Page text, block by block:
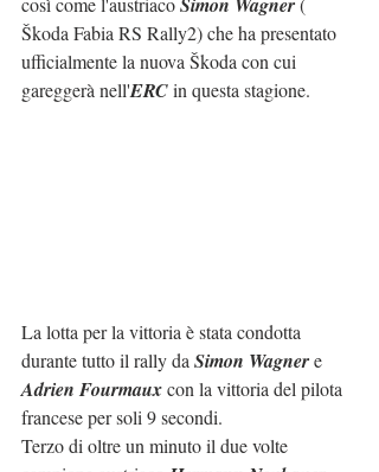
Škoda Fabia RS Rally2) che ha presentato
ufficialmente la nuova Škoda con cui
gareggerà nell'ERC in questa stagione.
La lotta per la vittoria è stata condotta
durante tutto il rally da Simon Wagner e
Adrien Fourmaux con la vittoria del pilota
francese per soli 9 secondi.
Terzo di oltre un minuto il due volte